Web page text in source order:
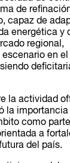
de
capaz de
energética y
regional,
en el
la actividad
la
como
a
del país.